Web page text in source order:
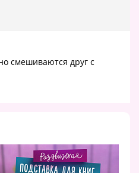
смешиваются друг с